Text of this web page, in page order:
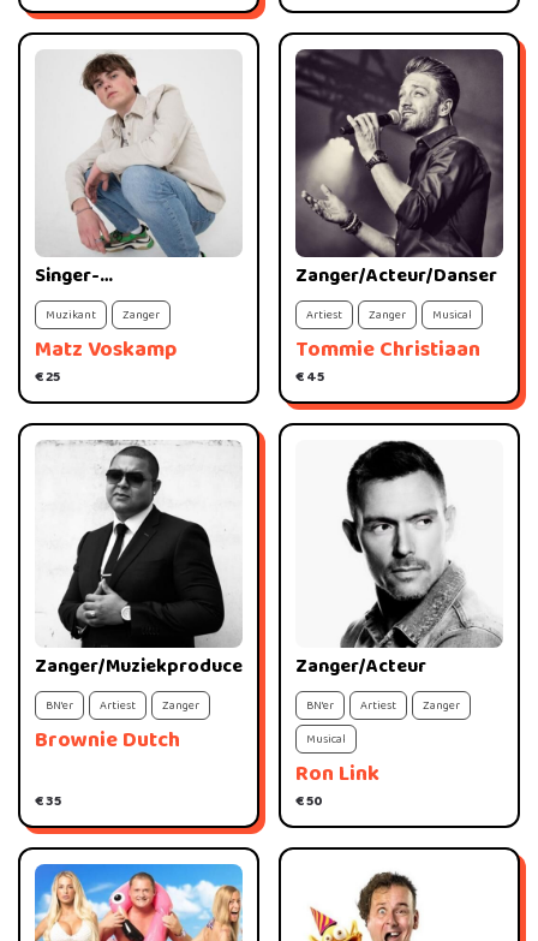
Matz Voskamp
Singer-
songwriter/Rapper
€ 25
Muzikant Zanger
Tommie Christiaan
Zanger/Acteur/Danser
€ 45
Artiest Zanger Musical
Brownie Dutch
Zanger/Muziekproducent
€ 35
BN'er Artiest Zanger
Ron Link
Zanger/Acteur
€ 50
BN'er Artiest
Zanger
Musical